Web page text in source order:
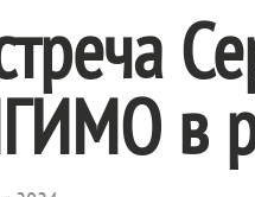
в